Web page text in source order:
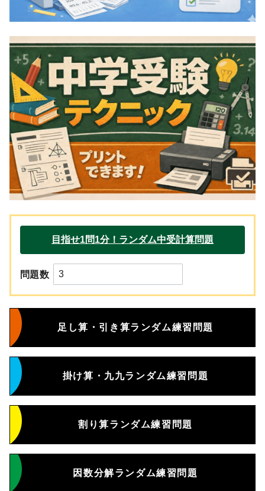
問題数
足し算・引き算ランダム練習問題
掛け算・九九ランダム練習問題
割り算ランダム練習問題
因数分解ランダム練習問題